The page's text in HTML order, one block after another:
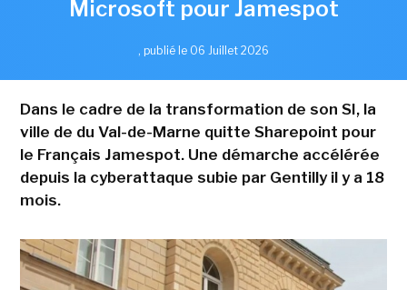
Microsoft pour Jamespot
, publié le 06 Juillet 2026
Dans le cadre de la transformation de son SI, la
ville de du Val-de-Marne quitte Sharepoint pour
le Français Jamespot. Une démarche accélérée
depuis la cyberattaque subie par Gentilly il y a 18
mois.